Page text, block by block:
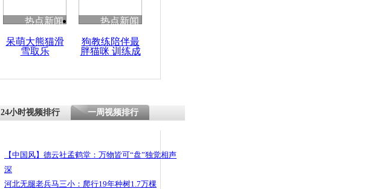
魂
热点新闻
呆萌大熊猫滑
雪取乐
热点新闻
狗教练陪伴最
胖猫咪 训练成
24小时视频排行 一周视频排行
【中国风】德云社孟鹤堂：万物皆可“盘”独觉相声
深
河北无腿老兵马三小：爬行19年种树1.7万棵